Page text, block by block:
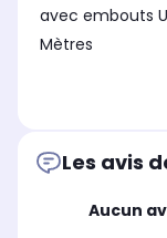
avec embouts
Mètres
Les avis
Aucun